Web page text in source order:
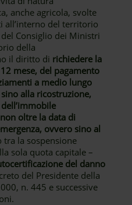
anche agricola, svolte
all’interno del territorio
Consiglio dei Ministri
della
il diritto di richiedere la
mese, del pagamento
a medio lungo
alla ricostruzione,
oltre la data di
ovvero sino al
tra la sospensione
sola quota capitale –
del danno
del Presidente della
n. 445 e successive